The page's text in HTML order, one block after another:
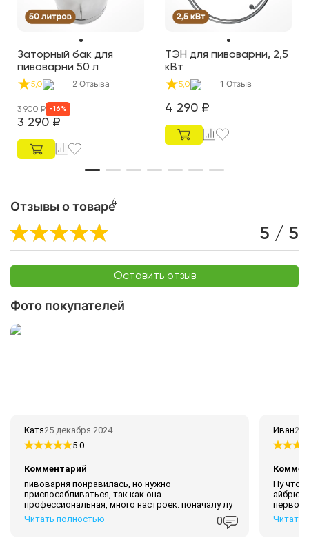
Заторный бак для
пивоварни 50 л
5,0 2 Отзыва
3 290 ₽
3 900₽ -16 %
ТЭН для пивоварни, 2,5
кВт
5,0 1 Отзыв
4 290 ₽
Отзывы о товаре4
5 / 5
Оставить отзыв
Фото покупателей
Катя25 декабря 2024
5.0
Комментарий
пивоварня понравилась, но нужно
приспосабливаться, так как она
профессиональная, много настроек. поначалу лу
Читать полностью
0
Иван22
Ну что
айбрю и
Читать